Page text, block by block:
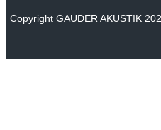
Copyright GAUDER AKUSTIK